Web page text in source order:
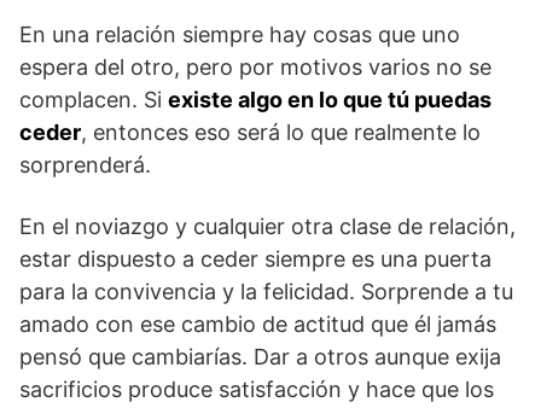
En una relación siempre hay cosas que uno
espera del otro, pero por motivos varios no se
complacen. Si existe algo en lo que tú puedas
ceder, entonces eso será lo que realmente lo
sorprenderá.
En el noviazgo y cualquier otra clase de relación,
estar dispuesto a ceder siempre es una puerta
para la convivencia y la felicidad. Sorprende a tu
amado con ese cambio de actitud que él jamás
pensó que cambiarías. Dar a otros aunque exija
sacrificios produce satisfacción y hace que los